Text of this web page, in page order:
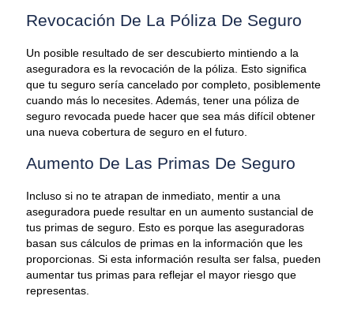
Revocación De La Póliza De Seguro
Un posible resultado de ser descubierto mintiendo a la
aseguradora es la revocación de la póliza. Esto significa
que tu seguro sería cancelado por completo, posiblemente
cuando más lo necesites. Además, tener una póliza de
seguro revocada puede hacer que sea más difícil obtener
una nueva cobertura de seguro en el futuro.
Aumento De Las Primas De Seguro
Incluso si no te atrapan de inmediato, mentir a una
aseguradora puede resultar en un aumento sustancial de
tus primas de seguro. Esto es porque las aseguradoras
basan sus cálculos de primas en la información que les
proporcionas. Si esta información resulta ser falsa, pueden
aumentar tus primas para reflejar el mayor riesgo que
representas.